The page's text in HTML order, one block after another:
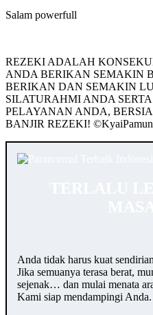
Salam powerfull
REZEKI ADALAH
ANDA BERIKAN SEMAKIN
BERIKAN DAN SEMAKIN
SILATURAHMI ANDA
PELAYANAN ANDA,
BANJIR REZEKI!
Anda tidak harus kuat
Jika semuanya terasa berat,
sejenak… dan mulai menata
Kami siap mendampingi Anda.